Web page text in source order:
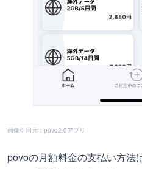
画像引用元：povo2.0アプリ
povoの月額料金の支払い方法